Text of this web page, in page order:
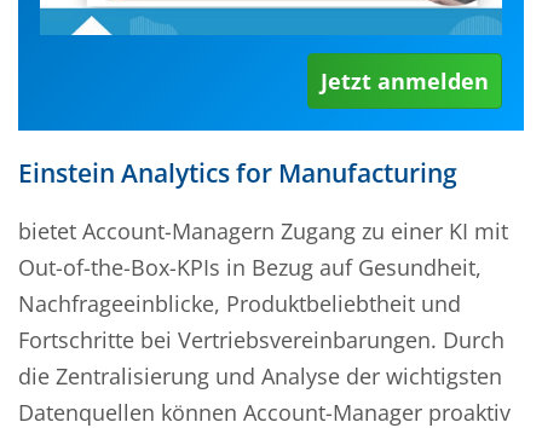
Jetzt anmelden
Einstein Analytics for Manufacturing
bietet Account-Managern Zugang zu einer KI mit
Out-of-the-Box-KPIs in Bezug auf Gesundheit,
Nachfrageeinblicke, Produktbeliebtheit und
Fortschritte bei Vertriebsvereinbarungen. Durch
die Zentralisierung und Analyse der wichtigsten
Datenquellen können Account-Manager proaktiv